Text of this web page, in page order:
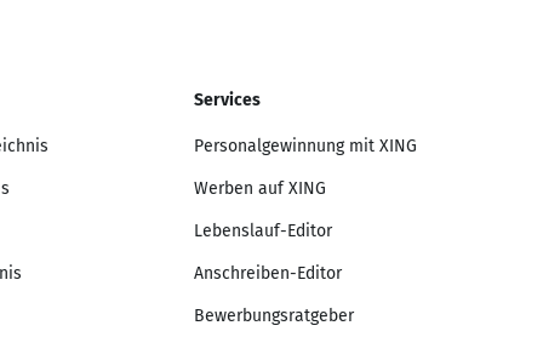
Services
Personalgewinnung mit XING
Werben auf XING
Lebenslauf-Editor
Anschreiben-Editor
Bewerbungsratgeber